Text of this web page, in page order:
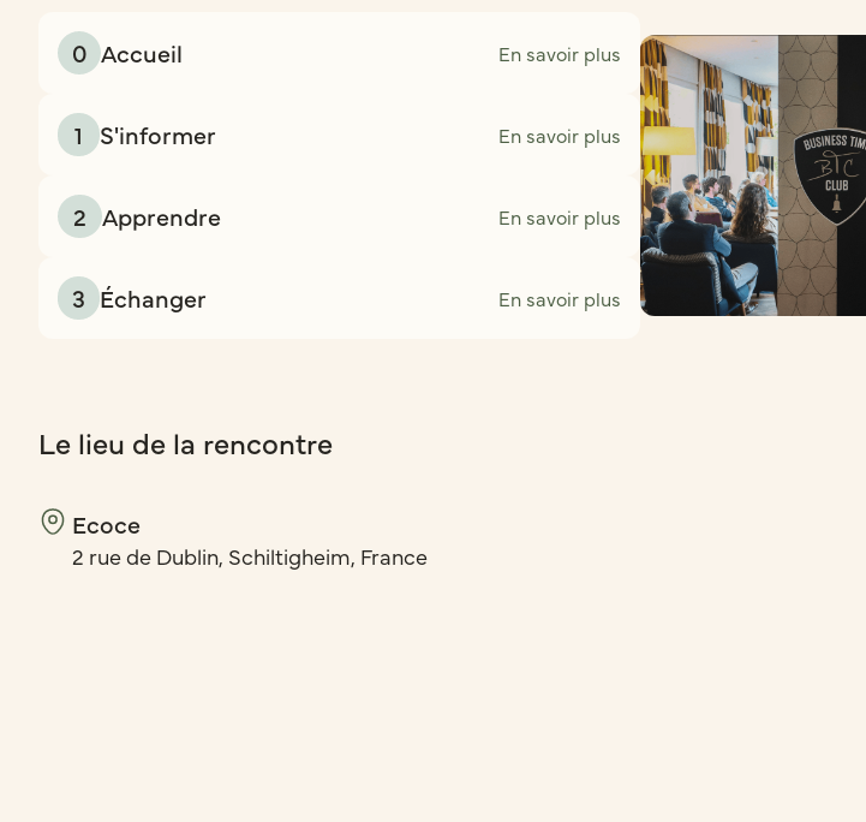
0 Accueil En savoir plus
1 S'informer En savoir plus
2 Apprendre En savoir plus
3 Échanger En savoir plus
Le lieu de la rencontre
Ecoce
2 rue de Dublin, Schiltigheim, France